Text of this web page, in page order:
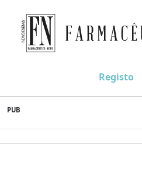
to
content
Farmacêutico News
Registo
PUB